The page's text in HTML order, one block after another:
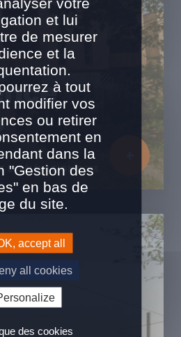
SURÉLÉVATION BOIS
et lui
de mesurer
et la
à tout
modifier vos
ou retirer
en
dans la
"Gestion des
en bas de
du site.
accept all
all cookies
des cookies